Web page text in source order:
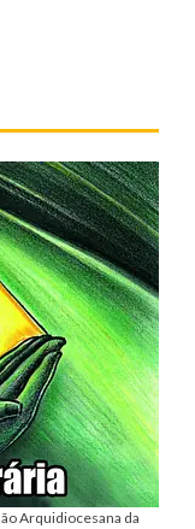
Arquidiocesana da